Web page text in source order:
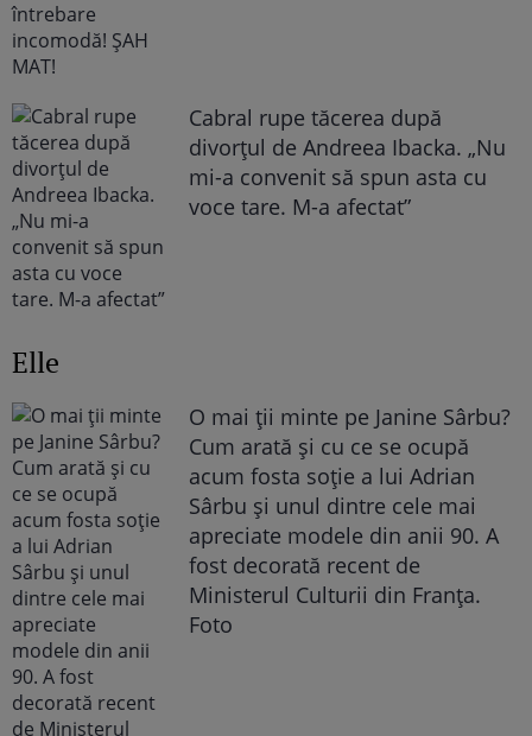
Cabral rupe tăcerea după
divorțul de Andreea Ibacka. „Nu
mi-a convenit să spun asta cu
voce tare. M-a afectat”
Elle
O mai ții minte pe Janine Sârbu?
Cum arată și cu ce se ocupă
acum fosta soție a lui Adrian
Sârbu și unul dintre cele mai
apreciate modele din anii 90. A
fost decorată recent de
Ministerul Culturii din Franța.
Foto